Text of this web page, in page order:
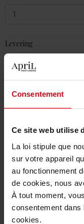
Consentement
Ce site web utilise
La loi stipule que
sur votre appareil
au fonctionnement
de cookies, nous
À tout moment,
consentement dans
cookies.
1
Levering
Voorradig
Beschrijving